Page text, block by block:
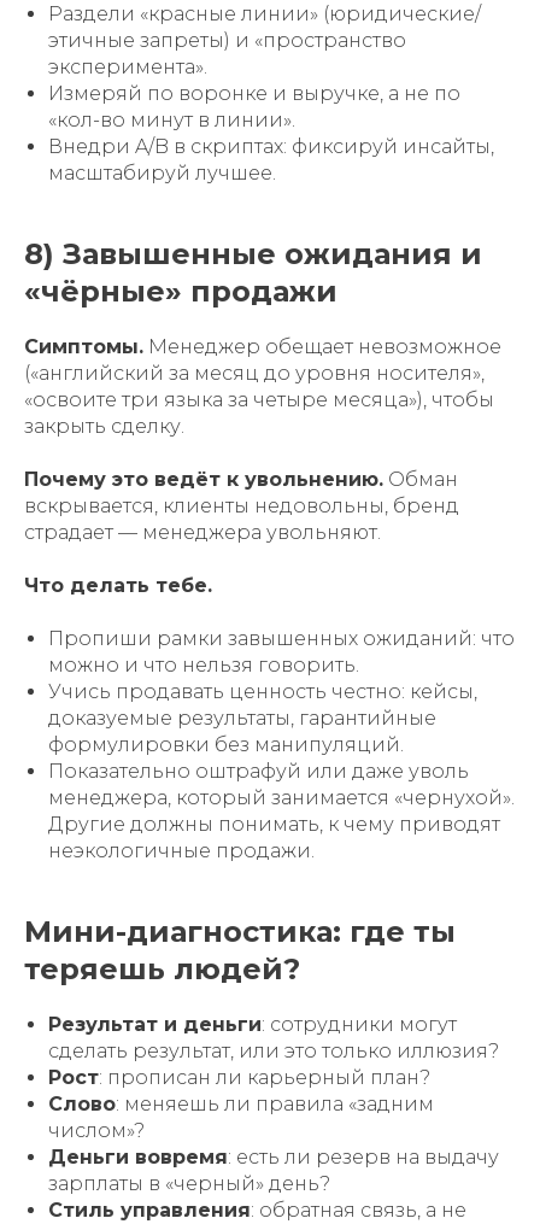
Раздели «красные линии» (юридические/
этичные запреты) и «пространство
эксперимента».
Измеряй по воронке и выручке, а не по
«кол-во минут в линии».
Внедри A/B в скриптах: фиксируй инсайты,
масштабируй лучшее.
8) Завышенные ожидания и
«чёрные» продажи
Симптомы. Менеджер обещает невозможное
(«английский за месяц до уровня носителя»,
«освоите три языка за четыре месяца»), чтобы
закрыть сделку.
Почему это ведёт к увольнению. Обман
вскрывается, клиенты недовольны, бренд
страдает — менеджера увольняют.
Что делать тебе.
Пропиши рамки завышенных ожиданий: что
можно и что нельзя говорить.
Учись продавать ценность честно: кейсы,
доказуемые результаты, гарантийные
формулировки без манипуляций.
Показательно оштрафуй или даже уволь
менеджера, который занимается «чернухой».
Другие должны понимать, к чему приводят
неэкологичные продажи.
Мини-диагностика: где ты
теряешь людей?
Результат и деньги: сотрудники могут
сделать результат, или это только иллюзия?
Рост: прописан ли карьерный план?
Слово: меняешь ли правила «задним
числом»?
Деньги вовремя: есть ли резерв на выдачу
зарплаты в «черный» день?
Стиль управления: обратная связь, а не